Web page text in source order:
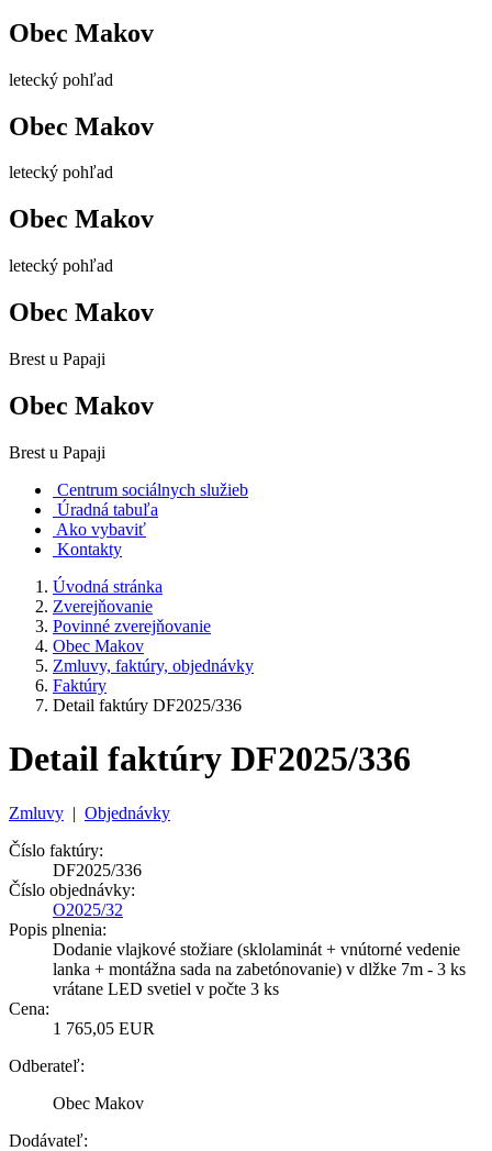
Obec Makov
letecký pohľad
Obec Makov
letecký pohľad
Obec Makov
letecký pohľad
Obec Makov
Brest u Papaji
Obec Makov
Brest u Papaji
Centrum sociálnych služieb
Úradná tabuľa
Ako vybaviť
Kontakty
Úvodná stránka
Zverejňovanie
Povinné zverejňovanie
Obec Makov
Zmluvy, faktúry, objednávky
Faktúry
Detail faktúry DF2025/336
Detail faktúry DF2025/336
Zmluvy | Objednávky
Číslo faktúry:
DF2025/336
Číslo objednávky:
O2025/32
Popis plnenia:
Dodanie vlajkové stožiare (sklolaminát + vnútorné vedenie
lanka + montážna sada na zabetónovanie) v dlžke 7m - 3 ks
vrátane LED svetiel v počte 3 ks
Cena:
1 765,05 EUR
Odberateľ:
Obec Makov
Dodávateľ: